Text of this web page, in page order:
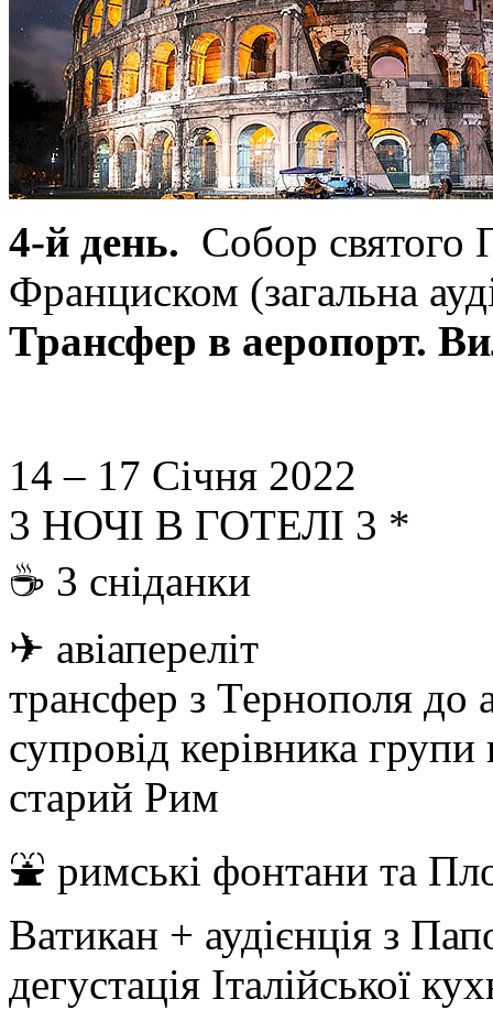
4-й день. Собор святого
Франциском (загальна
Трансфер в аеропорт.
14 – 17 Січня 2022
3 НОЧІ В ГОТЕЛІ 3 *
☕ 3 сніданки
✈ авіапереліт
трансфер з Тернополя до
супровід керівника
старий Рим
⛲ римські фонтани та
Ватикан + аудієнція з
дегустація Італійської